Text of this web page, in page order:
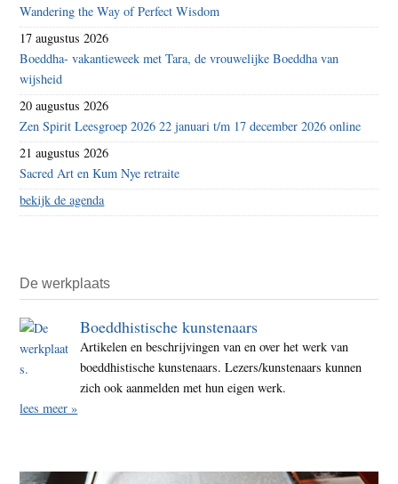
Wandering the Way of Perfect Wisdom
17 augustus 2026
Boeddha- vakantieweek met Tara, de vrouwelijke Boeddha van
wijsheid
20 augustus 2026
Zen Spirit Leesgroep 2026 22 januari t/m 17 december 2026 online
21 augustus 2026
Sacred Art en Kum Nye retraite
bekijk de agenda
De werkplaats
Boeddhistische kunstenaars
Artikelen en beschrijvingen van en over het werk van
boeddhistische kunstenaars. Lezers/kunstenaars kunnen
zich ook aanmelden met hun eigen werk.
lees meer »